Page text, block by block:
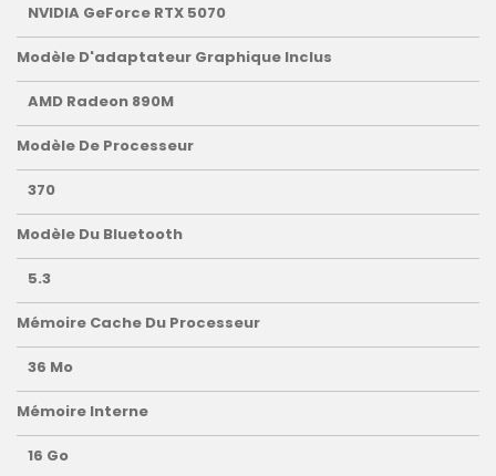
NVIDIA GeForce RTX 5070
Modèle D'adaptateur Graphique Inclus
AMD Radeon 890M
Modèle De Processeur
370
Modèle Du Bluetooth
5.3
Mémoire Cache Du Processeur
36 Mo
Mémoire Interne
16 Go